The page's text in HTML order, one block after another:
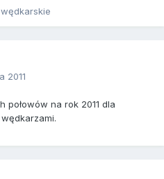
2011
połowów na rok 2011 dla